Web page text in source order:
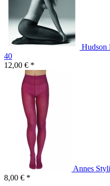
Hudson
40
12,00 € *
Annes
8,00 € *